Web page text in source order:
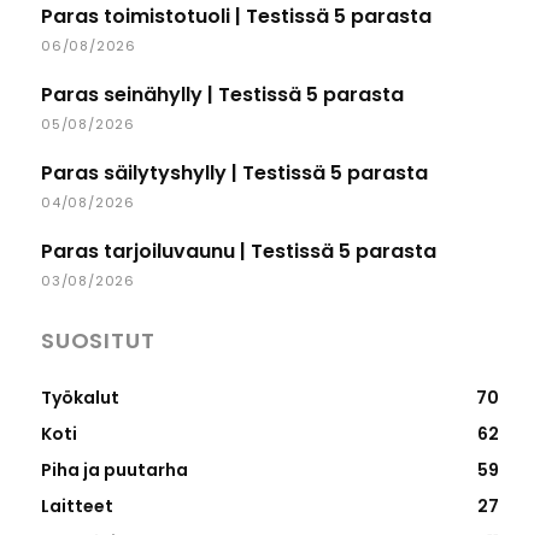
Paras toimistotuoli | Testissä 5 parasta
06/08/2026
Paras seinähylly | Testissä 5 parasta
05/08/2026
Paras säilytyshylly | Testissä 5 parasta
04/08/2026
Paras tarjoiluvaunu | Testissä 5 parasta
03/08/2026
SUOSITUT
Työkalut
70
Koti
62
Piha ja puutarha
59
Laitteet
27